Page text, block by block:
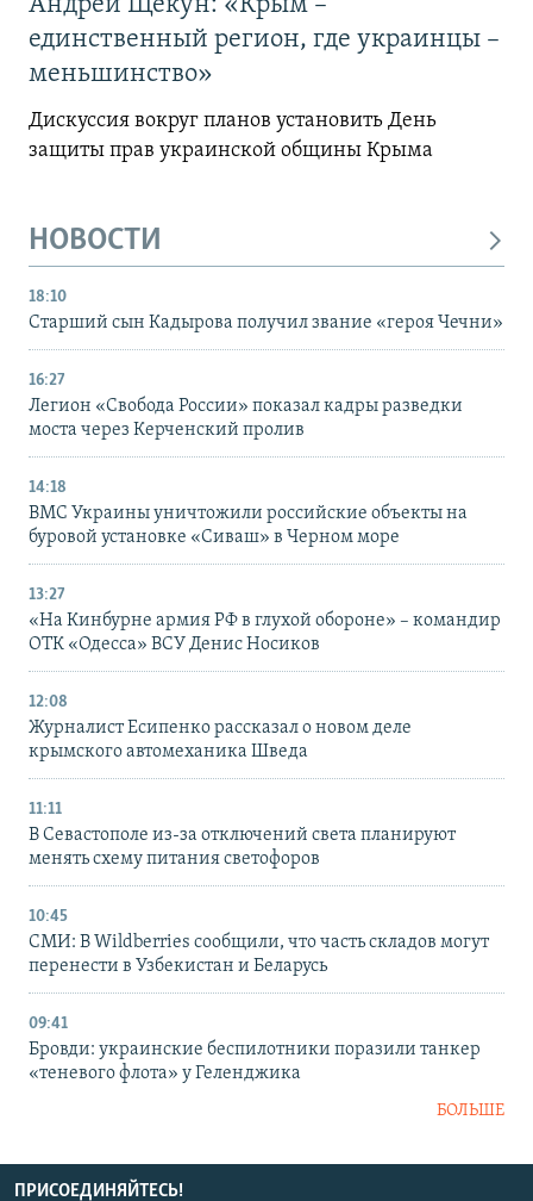
единственный регион, где украинцы –
меньшинство»
Дискуссия вокруг планов установить День
защиты прав украинской общины Крыма
НОВОСТИ
18:10
Старший сын Кадырова получил звание «героя Чечни»
16:27
Легион «Свобода России» показал кадры разведки
моста через Керченский пролив
14:18
ВМС Украины уничтожили российские объекты на
буровой установке «Сиваш» в Черном море
13:27
«На Кинбурне армия РФ в глухой обороне» – командир
ОТК «Одесса» ВСУ Денис Носиков
12:08
Журналист Есипенко рассказал о новом деле
крымского автомеханика Шведа
11:11
В Севастополе из-за отключений света планируют
менять схему питания светофоров
10:45
СМИ: В Wildberries сообщили, что часть складов могут
перенести в Узбекистан и Беларусь
09:41
Бровди: украинские беспилотники поразили танкер
«теневого флота» у Геленджика
БОЛЬШЕ
ПРИСОЕДИНЯЙТЕСЬ!